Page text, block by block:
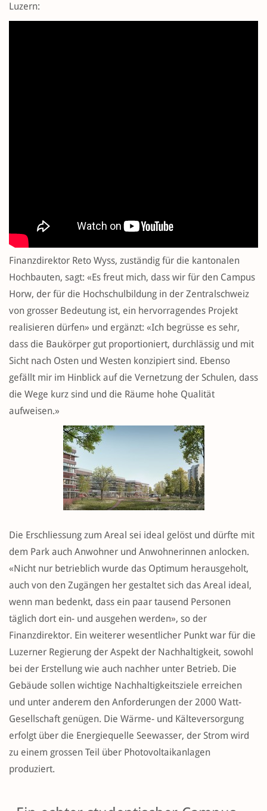
Luzern:
Finanzdirektor Reto Wyss, zuständig für die kantonalen
Hochbauten, sagt: «Es freut mich, dass wir für den Campus
Horw, der für die Hochschulbildung in der Zentralschweiz
von grosser Bedeutung ist, ein hervorragendes Projekt
realisieren dürfen» und ergänzt: «Ich begrüsse es sehr,
dass die Baukörper gut proportioniert, durchlässig und mit
Sicht nach Osten und Westen konzipiert sind. Ebenso
gefällt mir im Hinblick auf die Vernetzung der Schulen, dass
die Wege kurz sind und die Räume hohe Qualität
aufweisen.»
Die Erschliessung zum Areal sei ideal gelöst und dürfte mit
dem Park auch Anwohner und Anwohnerinnen anlocken.
«Nicht nur betrieblich wurde das Optimum herausgeholt,
auch von den Zugängen her gestaltet sich das Areal ideal,
wenn man bedenkt, dass ein paar tausend Personen
täglich dort ein- und ausgehen werden», so der
Finanzdirektor. Ein weiterer wesentlicher Punkt war für die
Luzerner Regierung der Aspekt der Nachhaltigkeit, sowohl
bei der Erstellung wie auch nachher unter Betrieb. Die
Gebäude sollen wichtige Nachhaltigkeitsziele erreichen
und unter anderem den Anforderungen der 2000 Watt-
Gesellschaft genügen. Die Wärme- und Kälteversorgung
erfolgt über die Energiequelle Seewasser, der Strom wird
zu einem grossen Teil über Photovoltaikanlagen
produziert.